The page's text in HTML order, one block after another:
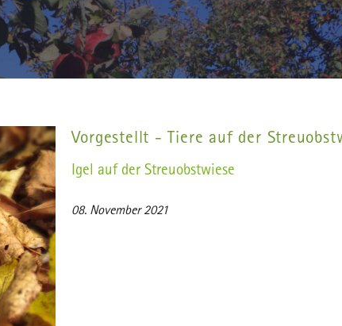
Vorgestellt - Tiere auf der
Igel auf der Streuobstwiese
08. November 2021